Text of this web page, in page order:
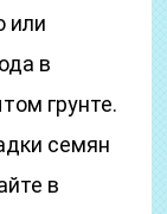
или
в
грунте.
семян
в